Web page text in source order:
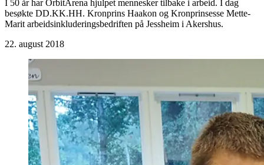
I 50 år har OrbitArena hjulpet mennesker tilbake i arbeid. I dag
besøkte DD.KK.HH. Kronprins Haakon og Kronprinsesse Mette-
Marit arbeidsinkluderingsbedriften på Jessheim i Akershus.
22. august 2018